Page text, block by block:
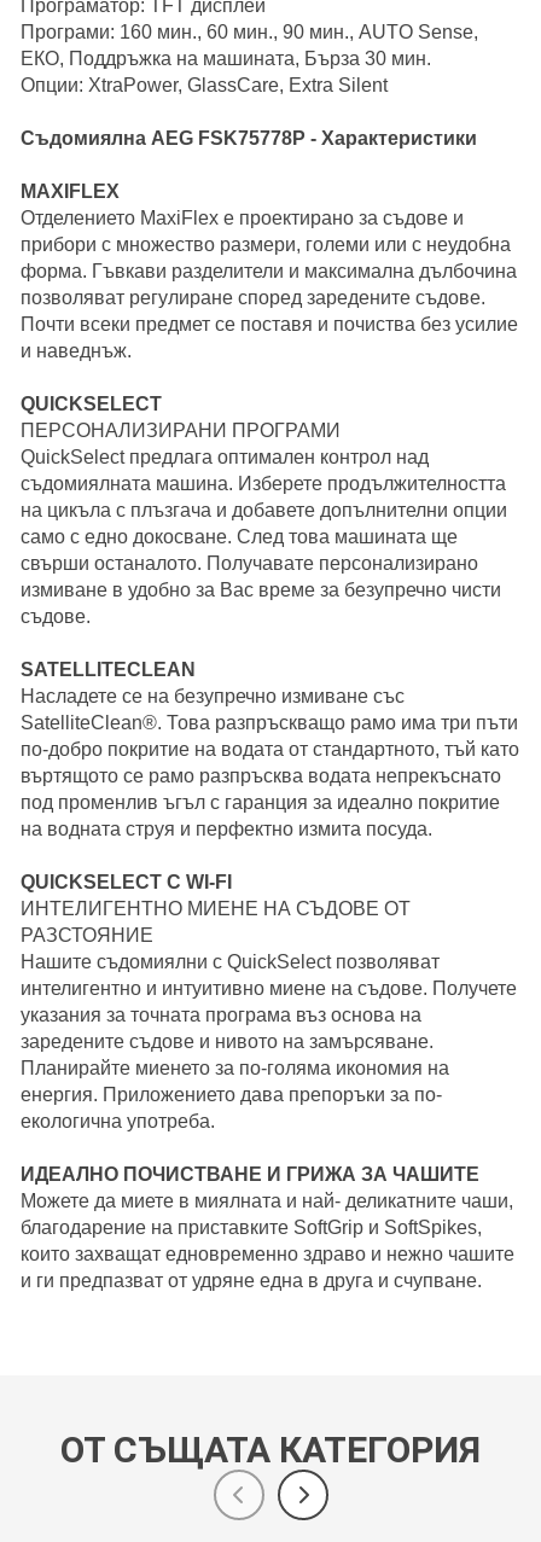
Програматор: TFT дисплей
Програми: 160 мин., 60 мин., 90 мин., AUTO Sense,
ЕКО, Поддръжка на машината, Бърза 30 мин.
Опции: XtraPower, GlassCare, Extra Silent
Съдомиялна AEG FSK75778P - Характеристики
MAXIFLEX
Отделението MaxiFlex е проектирано за съдове и
прибори с множество размери, големи или с неудобна
форма. Гъвкави разделители и максимална дълбочина
позволяват регулиране според заредените съдове.
Почти всеки предмет се поставя и почиства без усилие
и наведнъж.
QUICKSELECT
ПЕРСОНАЛИЗИРАНИ ПРОГРАМИ
QuickSelect предлага оптимален контрол над
съдомиялната машина. Изберете продължителността
на цикъла с плъзгача и добавете допълнителни опции
само с едно докосване. След това машината ще
свърши останалото. Получавате персонализирано
измиване в удобно за Вас време за безупречно чисти
съдове.
SATELLITECLEAN
Насладете се на безупречно измиване със
SatelliteClean®. Това разпръскващо рамо има три пъти
по-добро покритие на водата от стандартното, тъй като
въртящото се рамо разпръсква водата непрекъснато
под променлив ъгъл с гаранция за идеално покритие
на водната струя и перфектно измита посуда.
QUICKSELECT С WI-FI
ИНТЕЛИГЕНТНО МИЕНЕ НА СЪДОВЕ ОТ
РАЗСТОЯНИЕ
Нашите съдомиялни с QuickSelect позволяват
интелигентно и интуитивно миене на съдове. Получете
указания за точната програма въз основа на
заредените съдове и нивото на замърсяване.
Планирайте миенето за по-голяма икономия на
енергия. Приложението дава препоръки за по-
екологична употреба.
ИДЕАЛНО ПОЧИСТВАНЕ И ГРИЖА ЗА ЧАШИТЕ
Можете да миете в миялната и най- деликатните чаши,
благодарение на приставките SoftGrip и SoftSpikes,
които захващат едновременно здраво и нежно чашите
и ги предпазват от удряне една в друга и счупване.
ОТ СЪЩАТА КАТЕГОРИЯ